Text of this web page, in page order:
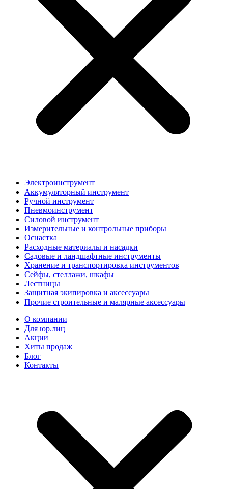
Электроинструмент
Аккумуляторный инструмент
Ручной инструмент
Пневмоинструмент
Силовой инструмент
Измерительные и контрольные приборы
Оснастка
Расходные материалы и насадки
Садовые и ландшафтные инструменты
Хранение и транспортировка инструментов
Сейфы, стеллажи, шкафы
Лестницы
Защитная экипировка и аксессуары
Прочие строительные и малярные аксессуары
О компании
Для юр.лиц
Акции
Хиты продаж
Блог
Контакты